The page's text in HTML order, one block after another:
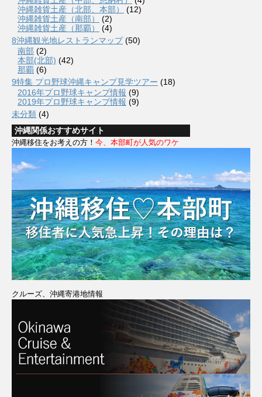
沖縄雑貨土産（北部、本部）
(12)
沖縄雑貨土産（南部）
(2)
沖縄雑貨土産（那覇）
(4)
8沖縄観光地レストランマップ(50)
南部 (2)
本部(北部) (42)
那覇 (6)
9特集 プロ野球沖縄キャンプ見学ツアー (18)
2016年プロ野球キャンプ情報 (9)
2019年プロ野球キャンプ情報 (9)
未分類 (4)
沖縄関係おすすめサイト
沖縄移住をお考えの方！ 今、本部町が人気のワケ
クルーズ、沖縄寄港地情報